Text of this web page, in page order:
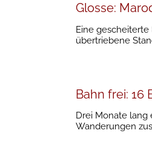
Glosse:
Eine
übertriebene
Bahn frei: 16
Drei Monate lang
Wanderungen